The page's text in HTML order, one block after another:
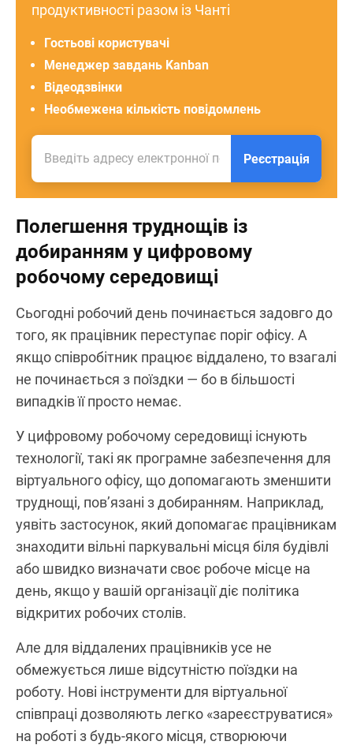
продуктивності разом із Чанті
Необмежена кількість повідомлень
Відеодзвінки
Менеджер завдань Kanban
Гостьові користувачі
Реєстрація
Полегшення труднощів із
добиранням у цифровому
робочому середовищі
Сьогодні робочий день починається задовго до
того, як працівник переступає поріг офісу. А
якщо співробітник працює віддалено, то взагалі
не починається з поїздки — бо в більшості
випадків її просто немає.
У цифровому робочому середовищі існують
технології, такі як програмне забезпечення для
віртуального офісу, що допомагають зменшити
труднощі, пов’язані з добиранням. Наприклад,
уявіть застосунок, який допомагає працівникам
знаходити вільні паркувальні місця біля будівлі
або швидко визначати своє робоче місце на
день, якщо у вашій організації діє політика
відкритих робочих столів.
Але для віддалених працівників усе не
обмежується лише відсутністю поїздки на
роботу. Нові інструменти для віртуальної
співпраці дозволяють легко «зареєструватися»
на роботі з будь-якого місця, створюючи